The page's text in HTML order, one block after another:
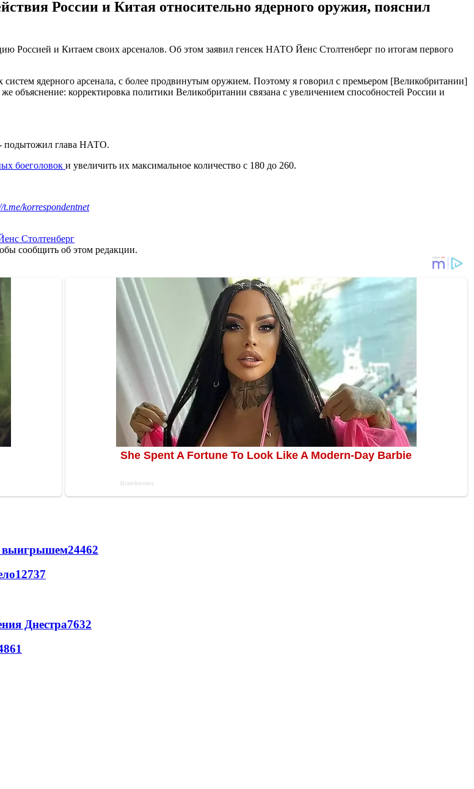
России и Китая относительно ядерного оружия, пояснил
Россией и Китаем своих арсеналов. Об этом заявил генсек НАТО Йенс Столтенберг по итогам первого
ядерного арсенала, с более продвинутым оружием. Поэтому я говорил с премьером [Великобритании]
корректировка политики Великобритании связана с увеличением способностей России и
подытожил глава НАТО.
боеголовок и увеличить их максимальное количество с 180 до 260.
t.me/korrespondentnet
Столтенберг
сообщить об этом редакции.
выигрышем24462
12737
Днестра7632